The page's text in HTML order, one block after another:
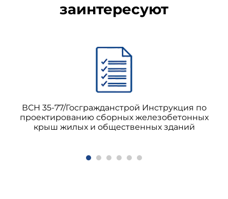
заинтересуют
ВСН 35-77/Госгражданстрой Инструкция по
проектированию сборных железобетонных
крыш жилых и общественных зданий